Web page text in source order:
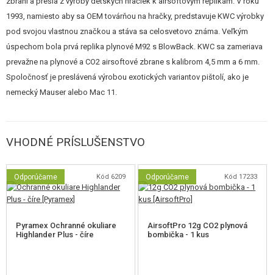
Samopal nemá realistický BlowBack, na druhej strane má tento systém rad
výhod. Predovšetkým je to nižšia cena, prakticky žiadna údržba, vysoký
výkon a veľká výdrž bombičky až na 130 rán. Zbraň si tak určite nájde
svojich priaznivcov.
1993, namiesto aby sa OEM továrňou na hračky, predstavuje KWC výrobky
pod svojou vlastnou značkou a stáva sa celosvetovo známa. Veľkým
úspechom bola prvá replika plynové M92 s BlowBack. KWC sa zameriava
prevažne na plynové a CO2 airsoftové zbrane s kalibrom 4,5 mm a 6 mm.
Spoločnosť je preslávená výrobou exotických variantov pištolí, ako je
nemecký Mauser alebo Mac 11.
VHODNÉ PRÍSLUŠENSTVO
Odporúčame Kód 6209
Pyramex Ochranné okuliare
Highlander Plus - číre
Odporúčame Kód 17233
AirsoftPro 12g CO2 plynová
bombička - 1 kus